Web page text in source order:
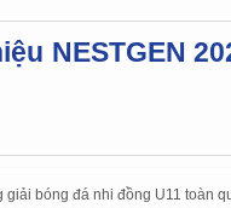
NESTGEN
giải bóng đá nhi đồng U11 toàn